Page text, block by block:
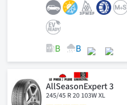
AllSeasonExpert 3
245/45 R 20 103W XL